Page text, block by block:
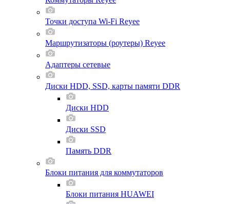
Точки доступа Wi-Fi Reyee
Маршрутизаторы (роутеры) Reyee
Адаптеры сетевые
Диски HDD, SSD, карты памяти DDR
Диски HDD
Диски SSD
Память DDR
Блоки питания для коммутаторов
Блоки питания HUAWEI